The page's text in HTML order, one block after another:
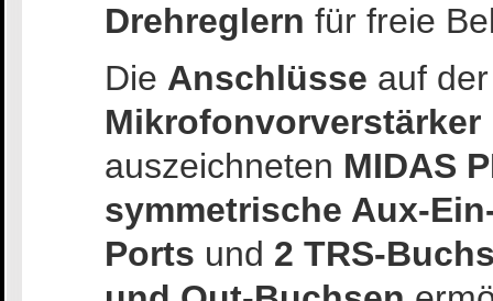
Drehreglern für freie
Die Anschlüsse auf
Mikrofonvorverstärker
auszeichneten MIDAS
symmetrische Aux-
Ports und 2 TRS-